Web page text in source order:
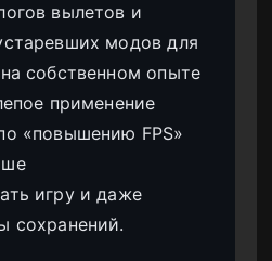
вылетов и
модов для
собственном опыте
применение
«повышению FPS»
игру и даже
сохранений.